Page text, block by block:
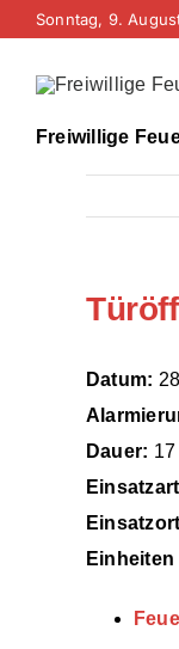
Zum
springen
Sonntag, 9.
Freiwillige
Datum:
Dauer: